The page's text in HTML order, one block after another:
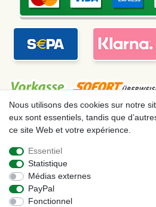
Mentions légales
Conditions générales
Nous utilisons des cookies sur notre
eux sont essentiels, tandis que
ce site Web et votre expérience.
Essentiel
Statistique
Médias externes
PayPal
Fonctionnel